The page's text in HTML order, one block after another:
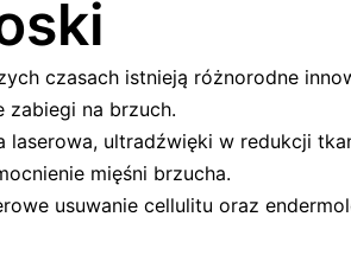
czasach istnieją różnorodne
zabiegi na brzuch.
laserowa, ultradźwięki w redukcji
mięśni brzucha.
usuwanie cellulitu oraz